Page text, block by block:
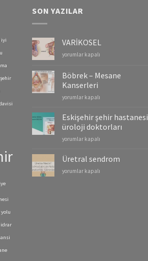
iyi
idrar
SON YAZILAR
VARİKOSEL
VARİKOSEL
yorumlar kapalı
Böbrek – Mesane
Kanserleri
Böbrek
Mesane
Kanserleri
için
yorumlar kapalı
Eskişehir şehir hastanesi
üroloji doktorları
Eskişehir
hastanesi
doktorları
yorumlar kapalı
Üretral sendrom
Üretral
yorumlar kapalı